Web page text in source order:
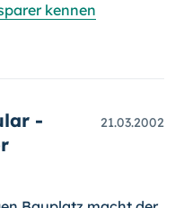
kennen
-
21.03.2002